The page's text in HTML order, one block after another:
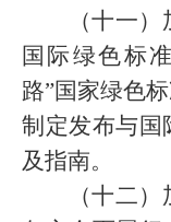
（十一）加
国际绿色标
路”国家绿色
制定发布与国
及指南。
（十二）加